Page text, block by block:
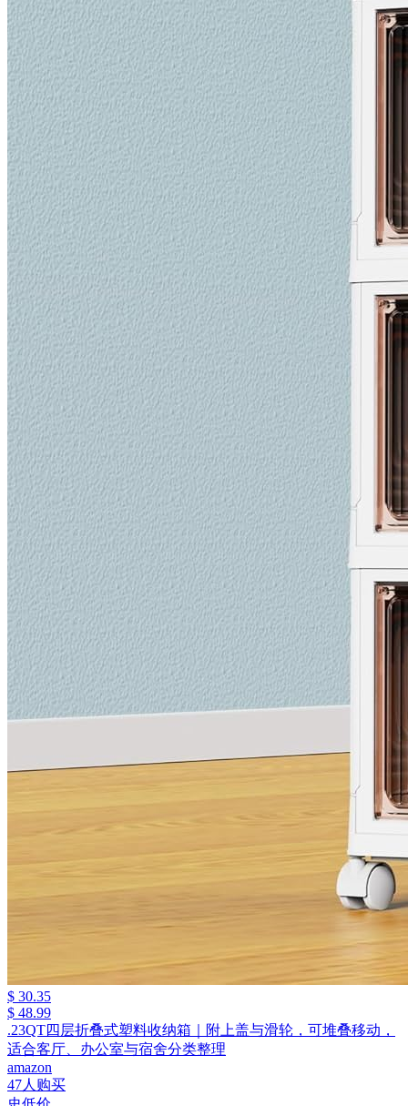
$ 30.35
$ 48.99
.23QT四层折叠式塑料收纳箱｜附上盖与滑轮，可堆叠移动，
适合客厅、办公室与宿舍分类整理
amazon
47人购买